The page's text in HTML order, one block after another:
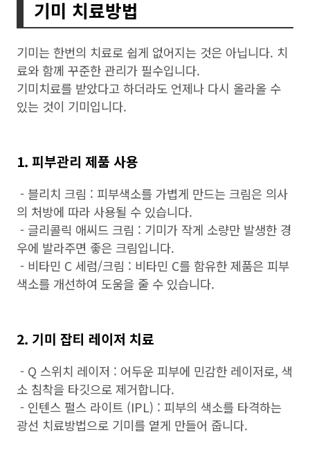
기미 치료방법
기미는 한번의 치료로 쉽게 없어지는 것은 아닙니다. 치
료와 함께 꾸준한 관리가 필수입니다.
기미치료를 받았다고 하더라도 언제나 다시 올라올 수
있는 것이 기미입니다.
1. 피부관리 제품 사용
- 블리치 크림 : 피부색소를 가볍게 만드는 크림은 의사
의 처방에 따라 사용될 수 있습니다.
- 글리콜릭 애씨드 크림 : 기미가 작게 소량만 발생한 경
우에 발라주면 좋은 크림입니다.
- 비타민 C 세럼/크림 : 비타민 C를 함유한 제품은 피부
색소를 개선하여 도움을 줄 수 있습니다.
2. 기미 잡티 레이저 치료
- Q 스위치 레이저 : 어두운 피부에 민감한 레이저로, 색
소 침착을 타깃으로 제거합니다.
- 인텐스 펄스 라이트 (IPL) : 피부의 색소를 타격하는
광선 치료방법으로 기미를 옅게 만들어 줍니다.